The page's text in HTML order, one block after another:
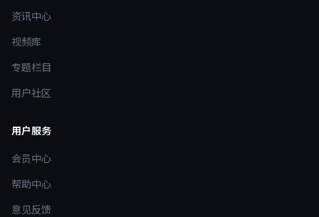
资讯中心
视频库
专题栏目
用户社区
用户服务
会员中心
帮助中心
意见反馈